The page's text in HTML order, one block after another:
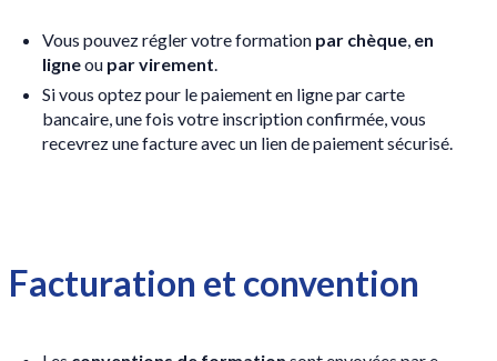
Vous pouvez régler votre formation par chèque, en
ligneou par virement.
Si vous optez pour le paiement en ligne par carte
bancaire, une fois votre inscription confirmée, vous
recevrez une facture avec un lien de paiement sécurisé.
Facturation et convention